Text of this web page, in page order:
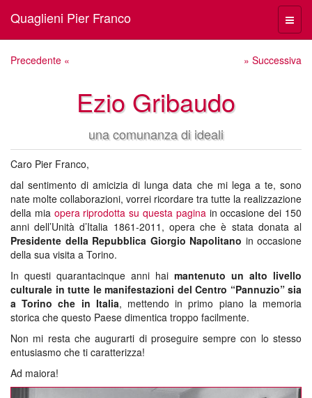
Menù
Quaglieni Pier Franco
Precedente « » Successiva
Ezio Gribaudo
una comunanza di ideali
Caro Pier Franco,
dal sentimento di amicizia di lunga data che mi lega a te, sono
nate molte collaborazioni, vorrei ricordare tra tutte la realizzazione
della mia opera riprodotta su questa paginain occasione dei 150
anni dell’Unità d’Italia 1861-2011, opera che è stata donata al
Presidente della Repubblica Giorgio Napolitano in occasione
della sua visita a Torino.
In questi quarantacinque anni hai mantenuto un alto livello
culturale in tutte le manifestazioni del Centro “Pannuzio” sia
a Torino che in Italia, mettendo in primo piano la memoria
storica che questo Paese dimentica troppo facilmente.
Non mi resta che augurarti di proseguire sempre con lo stesso
entusiasmo che ti caratterizza!
Ad maiora!